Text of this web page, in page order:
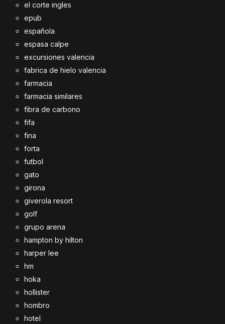
el corte ingles
epub
española
espasa calpe
excursiones valencia
fabrica de hielo valencia
farmacia
farmacia similares
fibra de carbono
fifa
fina
forta
futbol
gato
girona
giverola resort
golf
grupo arena
hampton by hilton
harper lee
hm
hoka
hollister
hombro
hotel